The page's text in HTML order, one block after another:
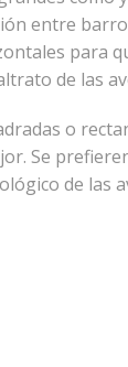
entre
para
de las
o
Se
de las